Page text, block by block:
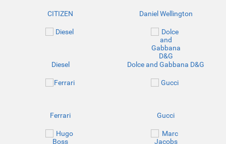
CITIZEN Daniel Wellington
Diesel Dolce and Gabbana D&G
Ferrari Gucci